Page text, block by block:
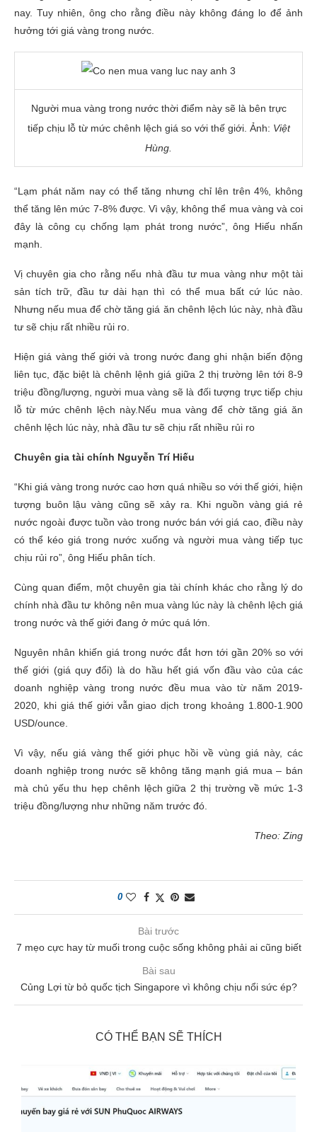
nay. Tuy nhiên, ông cho rằng điều này không đáng lo để ảnh
hưởng tới giá vàng trong nước.
Người mua vàng trong nước thời điểm này sẽ là bên trực
tiếp chịu lỗ từ mức chênh lệch giá so với thế giới. Ảnh: Việt
Hùng.
“Lạm phát năm nay có thể tăng nhưng chỉ lên trên 4%, không
thể tăng lên mức 7-8% được. Vì vậy, không thể mua vàng và coi
đây là công cụ chống lạm phát trong nước”, ông Hiếu nhấn
mạnh.
Vị chuyên gia cho rằng nếu nhà đầu tư mua vàng như một tài
sản tích trữ, đầu tư dài hạn thì có thể mua bất cứ lúc nào.
Nhưng nếu mua để chờ tăng giá ăn chênh lệch lúc này, nhà đầu
tư sẽ chịu rất nhiều rủi ro.
Hiện giá vàng thế giới và trong nước đang ghi nhận biến động
liên tục, đặc biệt là chênh lệnh giá giữa 2 thị trường lên tới 8-9
triệu đồng/lượng, người mua vàng sẽ là đối tượng trực tiếp chịu
lỗ từ mức chênh lệch này.Nếu mua vàng để chờ tăng giá ăn
chênh lệch lúc này, nhà đầu tư sẽ chịu rất nhiều rủi ro
Chuyên gia tài chính Nguyễn Trí Hiếu
“Khi giá vàng trong nước cao hơn quá nhiều so với thế giới, hiện
tượng buôn lậu vàng cũng sẽ xảy ra. Khi nguồn vàng giá rẻ
nước ngoài được tuồn vào trong nước bán với giá cao, điều này
có thể kéo giá trong nước xuống và người mua vàng tiếp tục
chịu rủi ro”, ông Hiếu phân tích.
Cùng quan điểm, một chuyên gia tài chính khác cho rằng lý do
chính nhà đầu tư không nên mua vàng lúc này là chênh lệch giá
trong nước và thế giới đang ở mức quá lớn.
Nguyên nhân khiến giá trong nước đắt hơn tới gần 20% so với
thế giới (giá quy đổi) là do hầu hết giá vốn đầu vào của các
doanh nghiệp vàng trong nước đều mua vào từ năm 2019-
2020, khi giá thế giới vẫn giao dịch trong khoảng 1.800-1.900
USD/ounce.
Vì vậy, nếu giá vàng thế giới phục hồi về vùng giá này, các
doanh nghiệp trong nước sẽ không tăng mạnh giá mua – bán
mà chủ yếu thu hẹp chênh lệch giữa 2 thị trường về mức 1-3
triệu đồng/lượng như những năm trước đó.
Theo: Zing
0
Bài trước
7 mẹo cực hay từ muối trong cuộc sống không phải ai cũng biết
Bài sau
Củng Lợi từ bỏ quốc tịch Singapore vì không chịu nổi sức ép?
CÓ THỂ BẠN SẼ THÍCH